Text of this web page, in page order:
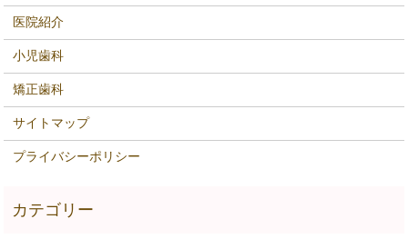
医院紹介
小児歯科
矯正歯科
サイトマップ
プライバシーポリシー